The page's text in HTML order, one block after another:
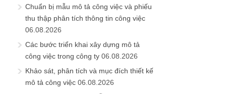
Chuẩn bị mẫu mô tả công việc và phiếu
thu thập phân tích thông tin công việc
06.08.2026
Các bước triển khai xây dựng mô tả
công việc trong công ty 06.08.2026
Khảo sát, phân tích và mục đích thiết kế
mô tả công việc 06.08.2026